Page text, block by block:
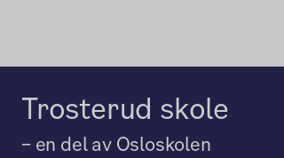
Trosterud skole
– en del av Osloskolen